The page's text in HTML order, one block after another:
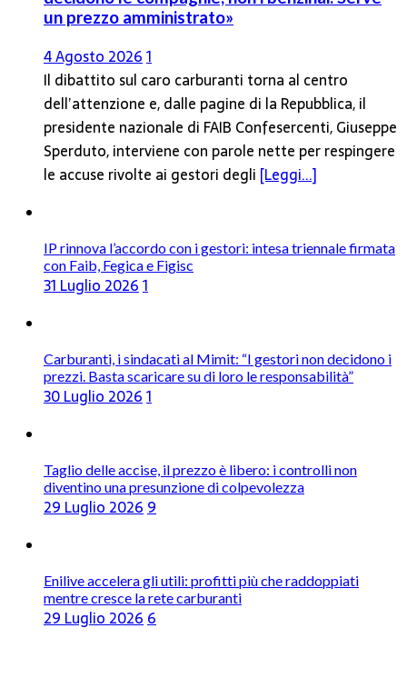
un prezzo amministrato»
4 Agosto 20261
Il dibattito sul caro carburanti torna al centro
dell’attenzione e, dalle pagine di la Repubblica, il
presidente nazionale di FAIB Confesercenti, Giuseppe
Sperduto, interviene con parole nette per respingere
le accuse rivolte ai gestori degli [Leggi...]
IP rinnova l’accordo con i gestori: intesa triennale firmata
con Faib, Fegica e Figisc
31 Luglio 20261
Carburanti, i sindacati al Mimit: “I gestori non decidono i
prezzi. Basta scaricare su di loro le responsabilità”
30 Luglio 20261
Taglio delle accise, il prezzo è libero: i controlli non
diventino una presunzione di colpevolezza
29 Luglio 2026 9
Enilive accelera gli utili: profitti più che raddoppiati
mentre cresce la rete carburanti
29 Luglio 2026 6